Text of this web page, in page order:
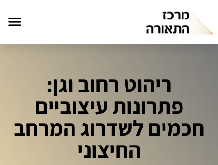
ריהוט רחוב וגן:
פתרונות עיצוביים
חכמים לשדרוג המרחב
החיצוני